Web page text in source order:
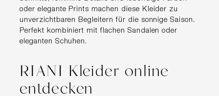
oder elegante Prints machen diese Kleider zu
unverzichtbaren Begleitern für die sonnige Saison.
Perfekt kombiniert mit flachen Sandalen oder
eleganten Schuhen.
RIANI Kleider online
entdecken